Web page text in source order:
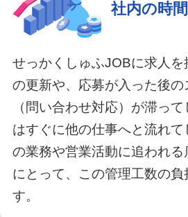
社内の時
せっかくしゅふJOBに求人を
の更新や、応募が入った後
（問い合わせ対応）が滞っ
はすぐに他の仕事へと流れて
の業務や営業活動に追われ
にとって、この管理工数の
す。